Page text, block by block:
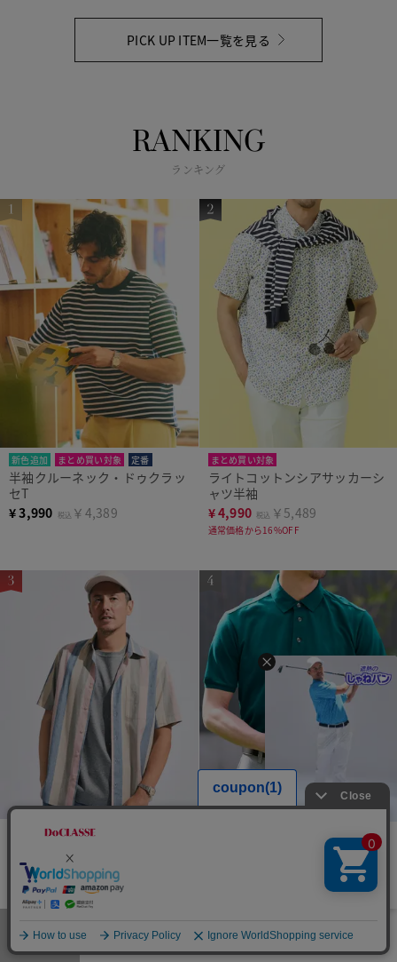
遮熱ドライストレッチ3Dゴ
CM放映特別価格￥9,000(税
PICK UP ITEM一覧を見る
RANKING
ランキング
新色追加 まとめ買い対象 定番
半袖クルーネック・ドゥクラッ
セT
¥3,990 税込 ￥4,389
まとめ買い対象
ライトコットンシアサッカーシ
ャツ半袖
¥4,990 税込 ￥5,489
通常価格から16%OFF
接触冷感 まとめ買い対象
スT半袖
3,990 税込￥4,389
エクストラクリーン鹿の子ポロ